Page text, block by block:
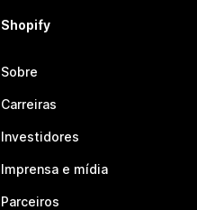
Shopify
Sobre
Carreiras
Investidores
Imprensa e mídia
Parceiros